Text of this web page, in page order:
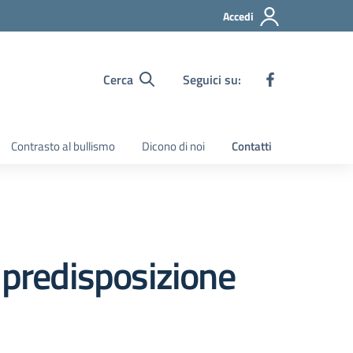
Accedi
Cerca Seguici su:
Contrasto al bullismo Dicono di noi Contatti